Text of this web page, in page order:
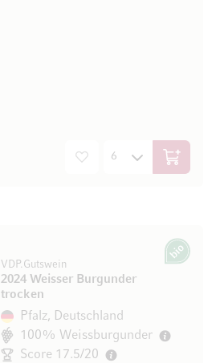
In den
VDP.Gutswein
2024 Weisser Burgunder
trocken
Bio
Pfalz, Deutschland
100% Weissburgunder
Score 17.5/20